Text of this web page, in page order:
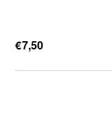
€7,50